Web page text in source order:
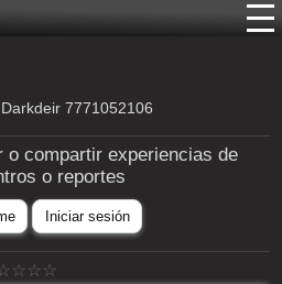
7771052106
o compartir experiencias de
o reportes
Iniciar sesión